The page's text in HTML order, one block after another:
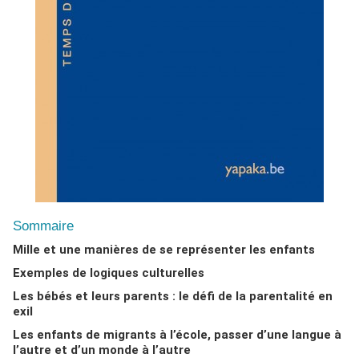
Sommaire
Mille et une manières de se représenter les enfants
Exemples de logiques culturelles
Les bébés et leurs parents : le défi de la parentalité en
exil
Les enfants de migrants à l’école, passer d’une langue à
l’autre et d’un monde à l’autre